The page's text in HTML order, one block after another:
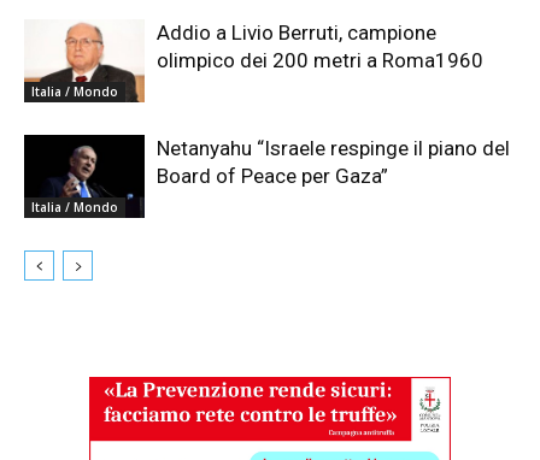
Italia / Mondo
Addio a Livio Berruti, campione
olimpico dei 200 metri a Roma1960
Italia / Mondo
Netanyahu “Israele respinge il piano del
Board of Peace per Gaza”